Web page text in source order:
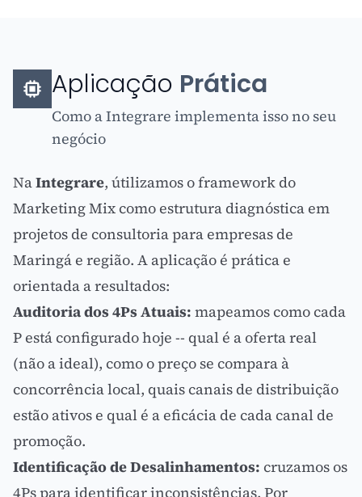
Aplicação Prática
Como a Integrare implementa isso no seu
negócio
NaIntegrare, útilizamos o framework do
Marketing Mix como estrutura diagnóstica em
projetos de consultoriapara empresas de
Maringá e região. A aplicação é prática e
orientada a resultados:
Auditoria dos 4Ps Atuais: mapeamos como cada
P está configurado hoje -- qual é a oferta real
(não a ideal), como o preço se compara à
concorrência local, quais canais de distribuição
estão ativos e qual é a eficácia de cada canal de
promoção.
Identificação de Desalinhamentos: cruzamos os
4Ps para identificar inconsistências. Por